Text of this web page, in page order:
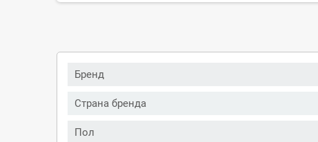
Бренд
Страна бренда
Пол